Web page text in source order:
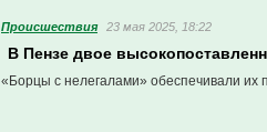
Проиcшествия 23 мая 2025, 18:22
В Пензе двое
«Борцы с нелегалами» обеспечивали их